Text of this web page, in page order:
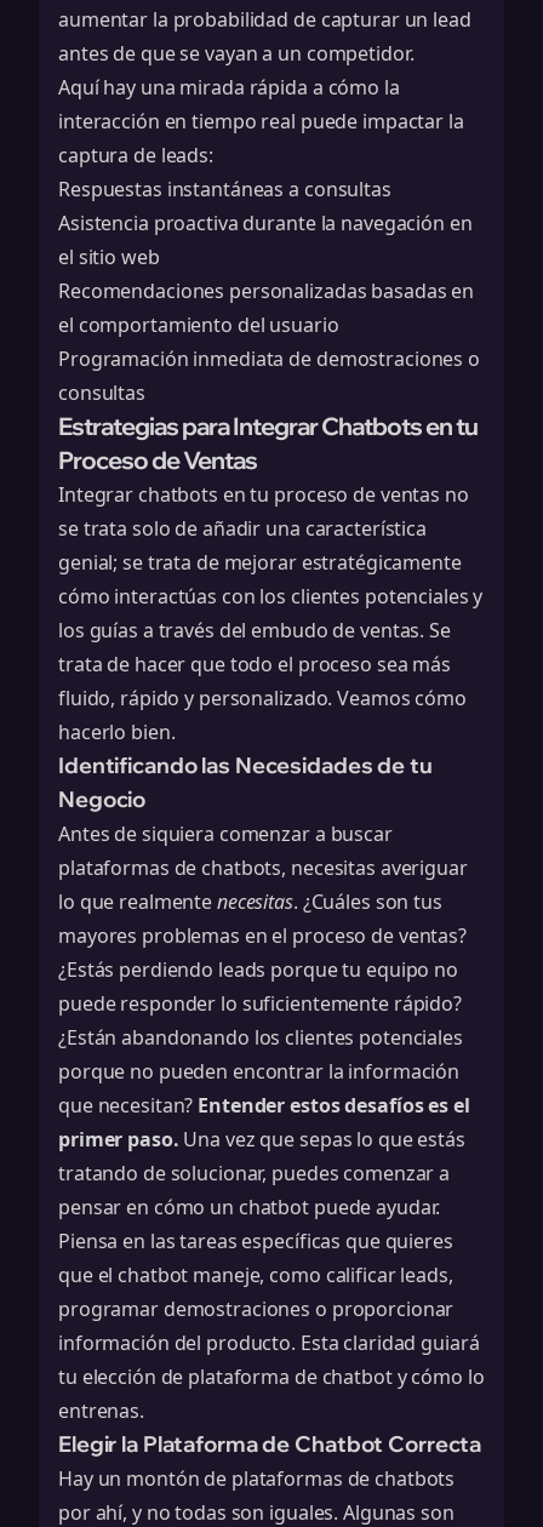
aumentar la probabilidad de capturar un lead
antes de que se vayan a un competidor.
Aquí hay una mirada rápida a cómo la
interacción en tiempo real puede impactar la
captura de leads:
Respuestas instantáneas a consultas
Asistencia proactiva durante la navegación en
el sitio web
Recomendaciones personalizadas basadas en
el comportamiento del usuario
Programación inmediata de demostraciones o
consultas
Estrategias para Integrar Chatbots en tu
Proceso de Ventas
Integrar chatbots en tu proceso de ventas no
se trata solo de añadir una característica
genial; se trata de mejorar estratégicamente
cómo interactúas con los clientes potenciales y
los guías a través del embudo de ventas. Se
trata de hacer que todo el proceso sea más
fluido, rápido y personalizado. Veamos cómo
hacerlo bien.
Identificando las Necesidades de tu
Negocio
Antes de siquiera comenzar a buscar
plataformas de chatbots, necesitas averiguar
lo que realmentenecesitas. ¿Cuáles son tus
mayores problemas en el proceso de ventas?
¿Estás perdiendo leads porque tu equipo no
puede responder lo suficientemente rápido?
¿Están abandonando los clientes potenciales
porque no pueden encontrar la información
que necesitan? Entender estos desafíos es el
primer paso. Una vez que sepas lo que estás
tratando de solucionar, puedes comenzar a
pensar en cómo un chatbot puede ayudar.
Piensa en las tareas específicas que quieres
que el chatbot maneje, como calificar leads,
programar demostraciones o proporcionar
información del producto. Esta claridad guiará
tu elección de plataforma de chatbot y cómo lo
entrenas.
Elegir la Plataforma de Chatbot Correcta
Hay un montón de plataformas de chatbots
por ahí, y no todas son iguales. Algunas son